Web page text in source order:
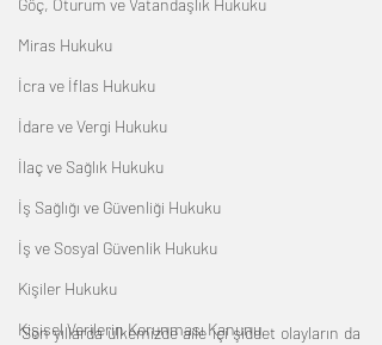
Göç, Oturum ve Vatandaşlık Hukuku
Miras Hukuku
İcra ve İflas Hukuku
İdare ve Vergi Hukuku
İlaç ve Sağlık Hukuku
İş Sağlığı ve Güvenliği Hukuku
İş ve Sosyal Güvenlik Hukuku
Kişiler Hukuku
Kişisel Verilerin Korunması Kanunu
Son yıllarda ülkemizde aile içi şiddet olayların da